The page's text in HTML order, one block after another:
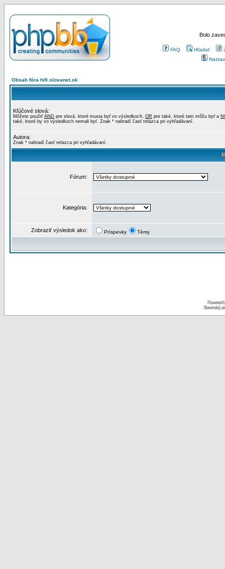
Bolo
FAQ Hľadať
Obsah fóra hifi.slovanet.sk
Kľúčové slová:
Môžete použiť AND pre slová, ktoré musia byť vo výsledkoch, OR pre také, ktoré tam môžu byť a
také, ktoré by vo výsledkoch nemali byť. Znak * nahradí časť reťazca pri vyhľadávaní.
Autora:
Znak * nahradí časť reťazca pri vyhľadávaní.
Fórum:
Kategória:
Zobraziť výsledok ako: Príspevky Témy
Powered
Slovenský